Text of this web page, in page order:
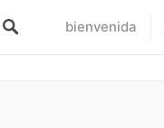
bienvenida